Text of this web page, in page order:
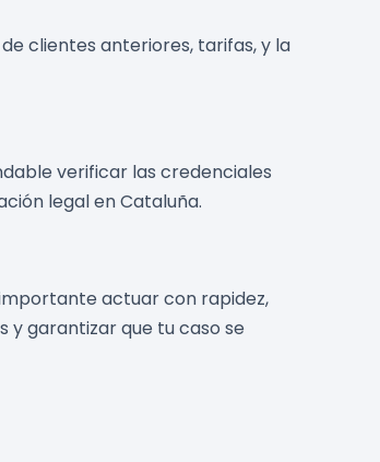
clientes anteriores, tarifas, y la
verificar las credenciales
legal en Cataluña.
actuar con rapidez,
y garantizar que tu caso se